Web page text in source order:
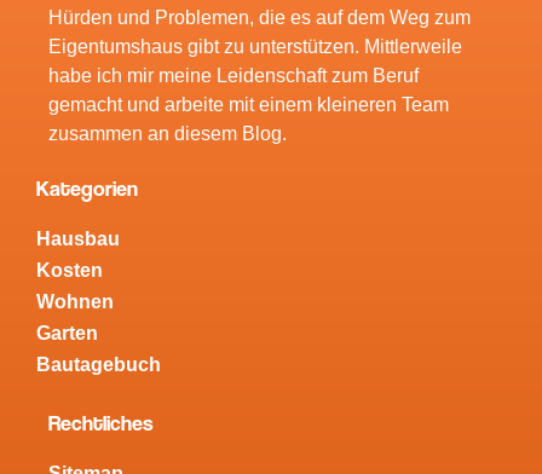
Hürden und Problemen, die es auf dem Weg zum
Eigentumshaus gibt zu unterstützen. Mittlerweile
habe ich mir meine Leidenschaft zum Beruf
gemacht und arbeite mit einem kleineren Team
zusammen an diesem Blog.
Kategorien
Hausbau
Kosten
Wohnen
Garten
Bautagebuch
Rechtliches